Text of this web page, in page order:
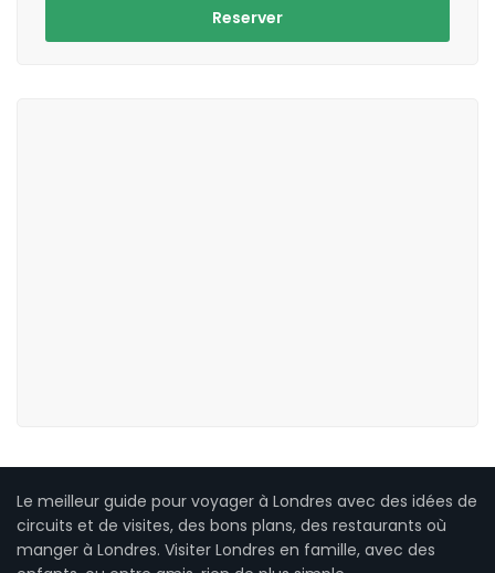
Reserver
Le meilleur guide pour voyager à Londres avec des idées de
circuits et de visites, des bons plans, des restaurants où
manger à Londres. Visiter Londres en famille, avec des